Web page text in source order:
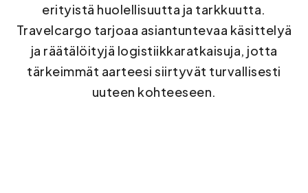
erityistä huolellisuutta ja tarkkuutta.
Travelcargo tarjoaa asiantuntevaa käsittelyä
ja räätälöityjä logistiikkaratkaisuja, jotta
tärkeimmät aarteesi siirtyvät turvallisesti
uuteen kohteeseen.